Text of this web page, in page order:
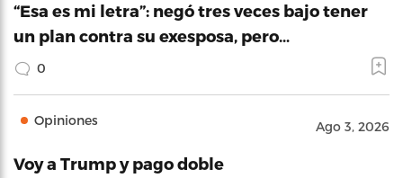
“Esa es mi letra”: negó tres veces bajo tener
un plan contra su exesposa, pero…
0
Opiniones Ago 3, 2026
Voy a Trump y pago doble